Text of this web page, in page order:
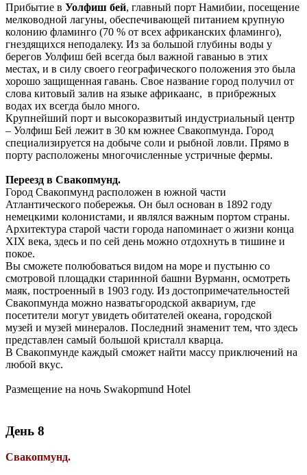
Прибытие в Уолфиш бей, главный порт Намибии, посещение
мелководной лагуны, обеспечивающей питанием крупную
колонию фламинго (70 % от всех африканских фламинго),
гнездящихся неподалеку. Из за большой глубины воды у
берегов Уолфиш бей всегда был важной гаванью в этих
местах, и в силу своего географического положения это была
хорошо защищенная гавань. Свое название город получил от
слова китовый залив на языке африкаанс, в прибрежных
водах их всегда было много.
Крупнейший порт и высокоразвитый индустриальный центр
– Уолфиш Бей лежит в 30 км южнее Свакопмунда. Город
специализируется на добыче соли и рыбной ловли. Прямо в
порту расположены многочисленные устричные фермы.
Переезд в Свакопмунд.
Город Свакопмунд расположен в южной части
Атлантического побережья. Он был основан в 1892 году
немецкими колонистами, и являлся важным портом страны.
Архитектура старой части города напоминает о жизни конца
XIX века, здесь и по сей день можно отдохнуть в тишине и
покое.
Вы сможете полюбоваться видом на море и пустыню со
смотровой площадки старинной башни Вурманн, осмотреть
маяк, построенный в 1903 году. Из достопримечательностей
Свакопмунда можно назватьгородской аквариум, где
посетители могут увидеть обитателей океана, городской
музей и музей минералов. Последний знаменит тем, что здесь
представлен самый большой кристалл кварца.
В Свакопмунде каждый сможет найти массу приключений на
любой вкус.
Размещение на ночь Swakopmund Hotel
День 8
Свакопмунд.